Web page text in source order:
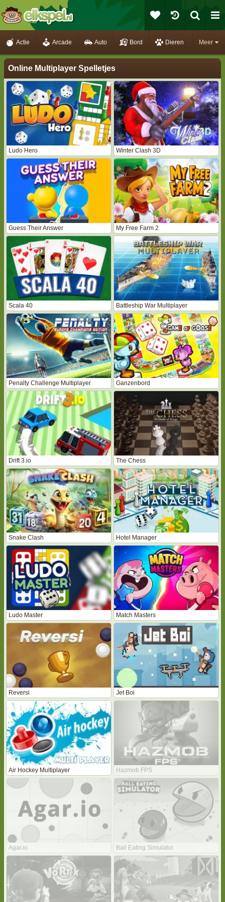
Meer
Actie Arcade Auto Bord Dieren
Online Multiplayer Spelletjes
Ludo Hero Winter Clash 3D
Guess Their Answer My Free Farm 2
Scala 40 Battleship War Multiplayer
Penalty Challenge Multiplayer Ganzenbord
Drift 3.io The Chess
Snake Clash Hotel Manager
Ludo Master Match Masters
Reversi Jet Boi
Air Hockey Multiplayer Hazmob FPS
Agar.io Ball Eating Simulator